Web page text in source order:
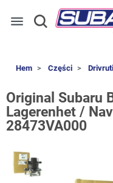
menu
Hem Części
Original Subaru
Lagerenhet /
28473VA000